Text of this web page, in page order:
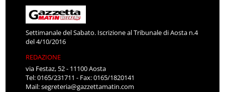
Settimanale del Sabato. Iscrizione al Tribunale di Aosta n.4
del 4/10/2016
REDAZIONE
via Festaz, 52 - 11100 Aosta
Tel: 0165/231711 - Fax: 0165/1820141
Mail:segreteria@gazzettamatin.com